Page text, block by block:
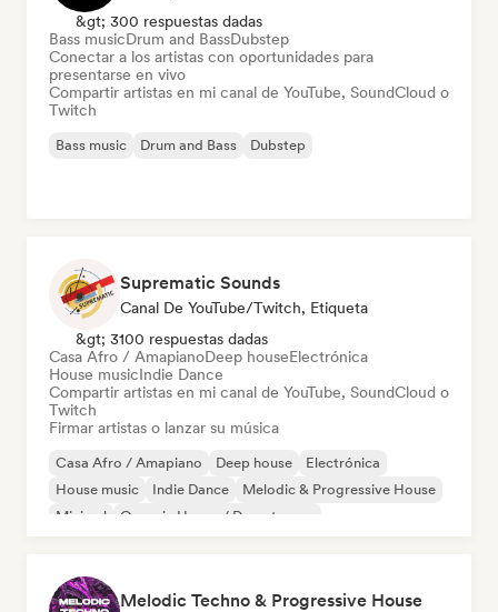
&gt; 300 respuestas dadas
Bass musicDrum and BassDubstep
Conectar a los artistas con oportunidades para
presentarse en vivo
Compartir artistas en mi canal de YouTube, SoundCloud o
Twitch
Bass music Drum and Bass Dubstep
Suprematic Sounds
Canal De YouTube/Twitch, Etiqueta
&gt; 3100 respuestas dadas
Casa Afro / AmapianoDeep houseElectrónica
House musicIndie Dance
Compartir artistas en mi canal de YouTube, SoundCloud o
Twitch
Firmar artistas o lanzar su música
Casa Afro / Amapiano Deep house
Electrónica
House music
Indie Dance
Melodic & Progressive House
Minimal
Organic House / Downtempo
Melodic Techno & Progressive House